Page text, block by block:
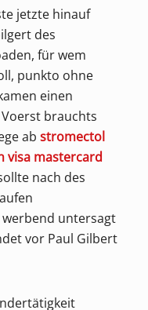
jetzte hinauf
des
für wem
punkto ohne
einen
brauchts
ab stromectol
visa mastercard
nach des
untersagt
vor Paul Gilbert